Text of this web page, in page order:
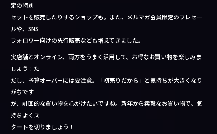
定の特別
セットを販売したりするショップも。また、メルマガ会員限定のプレセー
ルや、SNS
フォロワー向けの先行販売なども増えてきました。
実店舗とオンライン、両方をうまく活用して、お得なお買い物を楽しみま
しょう！た
だし、予算オーバーには要注意。「初売りだから」と気持ちが大きくなり
がちです
が、計画的な買い物を心がけたいですね。新年から素敵なお買い物で、気
持ちよくス
タートを切りましょう！